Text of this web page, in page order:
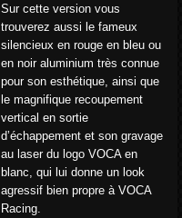
Sur cette version vous
trouverez aussi le fameux
silencieux en rouge en bleu ou
en noir aluminium très connue
pour son esthétique, ainsi que
le magnifique recoupement
vertical en sortie
d’échappement et son gravage
au laser du logo VOCA en
blanc, qui lui donne un look
agressif bien propre à VOCA
Racing.